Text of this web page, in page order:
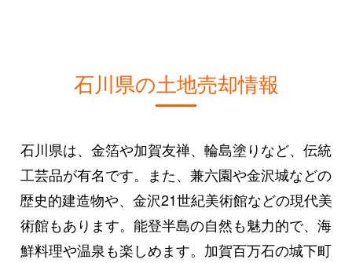
石川県の土地売却情報
石川県は、金箔や加賀友禅、輪島塗りなど、伝統
工芸品が有名です。また、兼六園や金沢城などの
歴史的建造物や、金沢21世紀美術館などの現代美
術館もあります。能登半島の自然も魅力的で、海
鮮料理や温泉も楽しめます。加賀百万石の城下町